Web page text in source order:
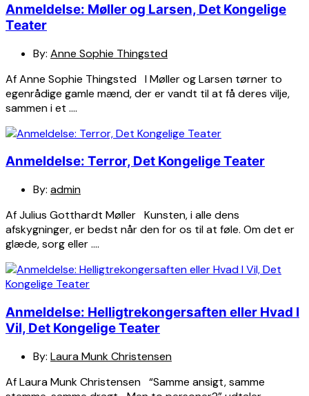
Anmeldelse: Møller og Larsen, Det Kongelige
Teater
By: Anne Sophie Thingsted
Af Anne Sophie Thingsted I Møller og Larsen tørner to
egenrådige gamle mænd, der er vandt til at få deres vilje,
sammen i et ….
Anmeldelse: Terror, Det Kongelige Teater
By: admin
Af Julius Gotthardt Møller Kunsten, i alle dens
afskygninger, er bedst når den for os til at føle. Om det er
glæde, sorg eller ….
Anmeldelse: Helligtrekongersaften eller Hvad I
Vil, Det Kongelige Teater
By: Laura Munk Christensen
Af Laura Munk Christensen “Samme ansigt, samme